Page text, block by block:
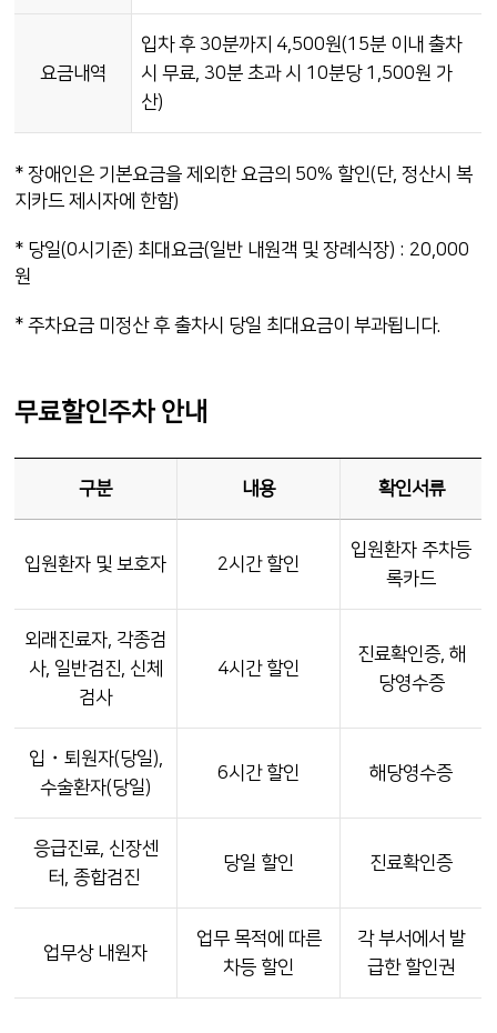
요금내역
입차 후 30분까지 4,500원(15분 이내 출차
시 무료, 30분 초과 시 10분당 1,500원 가
산)
* 장애인은 기본요금을 제외한 요금의 50% 할인(단, 정산시 복
지카드 제시자에 한함)
* 당일(0시기준) 최대요금(일반 내원객 및 장례식장) : 20,000
원
* 주차요금 미정산 후 출차시 당일 최대요금이 부과됩니다.
무료할인주차 안내
구분 내용 확인서류
입원환자 및 보호자 2시간 할인
입원환자 주차등
록카드
외래진료자, 각종검
사, 일반검진, 신체
검사
4시간 할인
진료확인증, 해
당영수증
입・퇴원자(당일),
수술환자(당일)
6시간 할인 해당영수증
응급진료, 신장센
터, 종합검진
당일 할인 진료확인증
업무상 내원자
업무 목적에 따른
차등 할인
각 부서에서 발
급한 할인권